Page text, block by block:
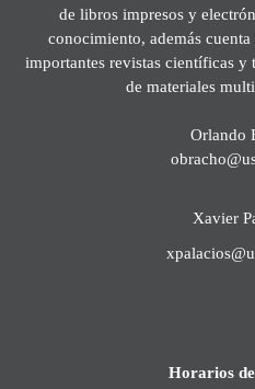
de libros impresos y
conocimiento, además
importantes revistas científicas y
de materiales
Orlando
Xavier
Horarios